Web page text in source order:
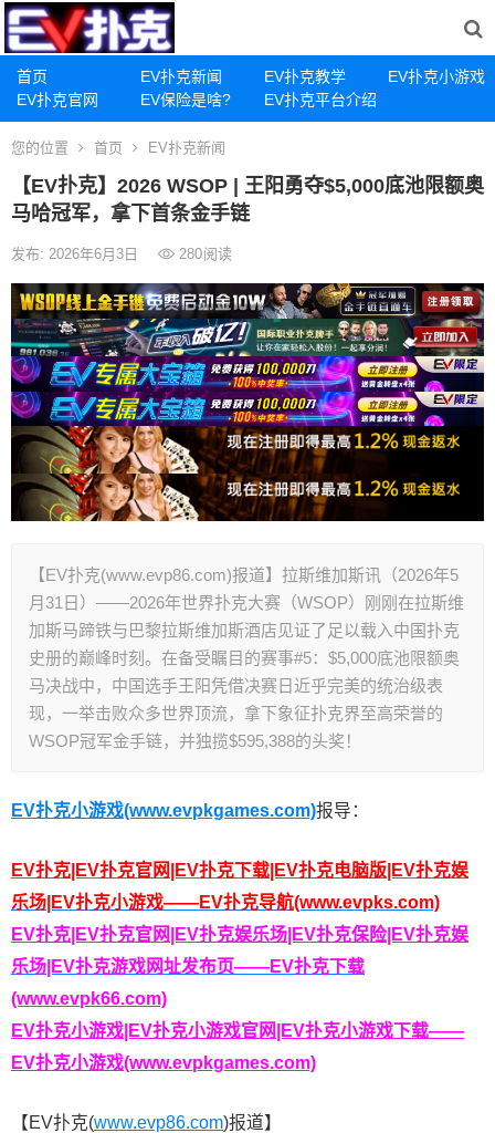
首页 EV扑克新闻 EV扑克教学
EV扑克小游戏
EV扑克官网
EV保险是啥? EV扑克平台介绍
您的位置 首页 EV扑克新闻
【EV扑克】2026 WSOP | 王阳勇夺$5,000底池限额奥
马哈冠军，拿下首条金手链
发布: 2026年6月3日 280阅读
【EV扑克(www.evp86.com)报道】拉斯维加斯讯（2026年5
月31日）——2026年世界扑克大赛（WSOP）刚刚在拉斯维
加斯马蹄铁与巴黎拉斯维加斯酒店见证了足以载入中国扑克
史册的巅峰时刻。在备受瞩目的赛事#5：$5,000底池限额奥
马决战中，中国选手王阳凭借决赛日近乎完美的统治级表
现，一举击败众多世界顶流，拿下象征扑克界至高荣誉的
WSOP冠军金手链，并独揽$595,388的头奖！
EV扑克小游戏(www.evpkgames.com)报导：
EV扑克|EV扑克官网|EV扑克下载|EV扑克电脑版|EV扑克娱
乐场|EV扑克小游戏——EV扑克导航(www.evpks.com)
EV扑克|EV扑克官网|EV扑克娱乐场|EV扑克保险|EV扑克娱
乐场|EV扑克游戏网址发布页——EV扑克下载
(www.evpk66.com)
EV扑克小游戏|EV扑克小游戏官网|EV扑克小游戏下载——
EV扑克小游戏(www.evpkgames.com)
【EV扑克(www.evp86.com)报道】